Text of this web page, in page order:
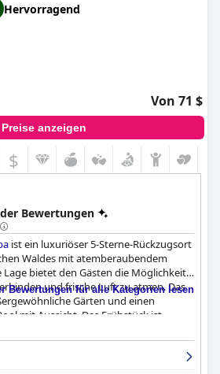
Hervorragend
Von 71 $
Preise anzeigen
$
Bewertungen
ist ein luxuriöser 5-Sterne-Rückzugsort
Waldes mit atemberaubendem
Lage bietet den Gästen die Möglichkeit,
und frische Luft zu atmen. Das
Gärten und einen
mit Aussicht. Das Frühstück ist
traditioneller mazedonischer Küche,
eher durchwachsen ist. Die Zimmer
und bieten einen herrlichen Blick von
Bewertungen für alle Kategorien lesen